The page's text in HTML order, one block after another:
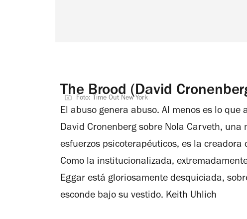
The Brood (David
Foto: Time Out New York
El abuso genera abuso. Al menos es lo
David Cronenberg sobre Nola Carveth,
esfuerzos psicoterapéuticos, es la
Como la institucionalizada,
Eggar está gloriosamente desquiciada,
esconde bajo su vestido. Keith Uhlich